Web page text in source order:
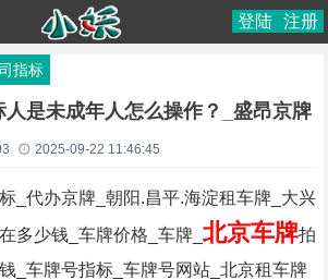
登陆 注册
指标
是未成年人怎么操作？_盛昂京牌
2025-09-22 11:46:45
标_代办京牌_朝阳.昌平.海淀租车牌_大兴
多少钱_车牌价格_车牌_ 北京车牌拍
_车牌号指标_车牌号网站_北京租车牌